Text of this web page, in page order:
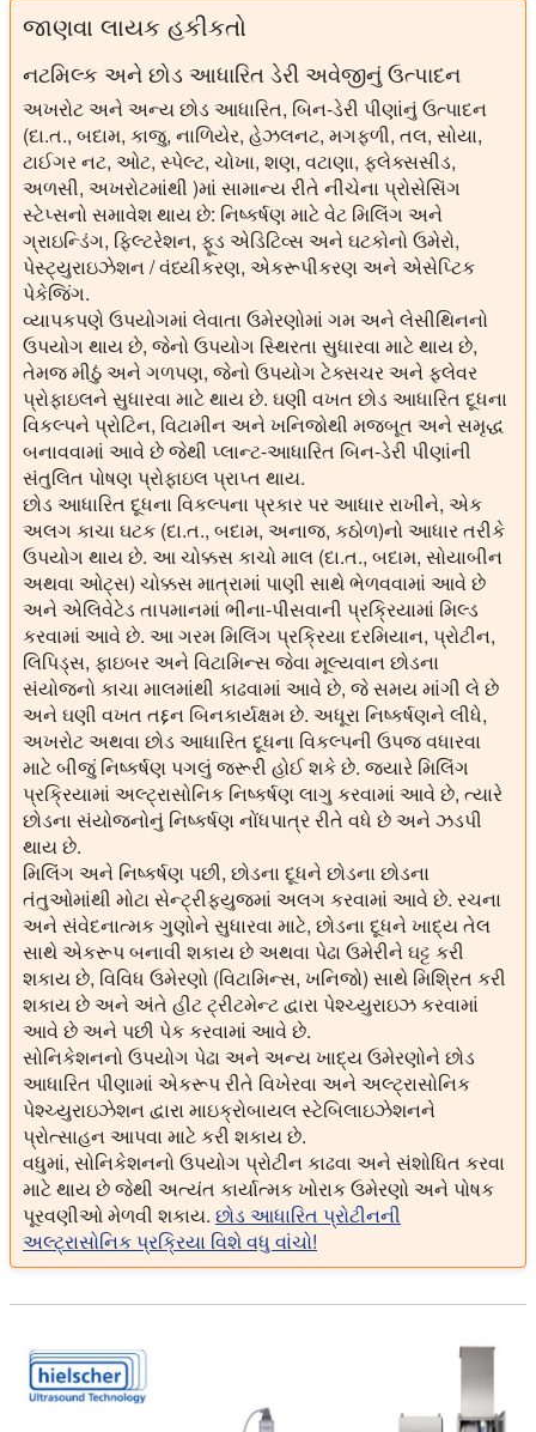
જાણવા લાયક હકીકતો
નટમિલ્ક અને છોડ આધારિત ડેરી અવેજીનું ઉત્પાદન
અખરોટ અને અન્ય છોડ આધારિત, બિન-ડેરી પીણાંનું ઉત્પાદન
(દા.ત., બદામ, કાજુ, નાળિયેર, હેઝલનટ, મગફળી, તલ, સોયા,
ટાઈગર નટ, ઓટ, સ્પેલ્ટ, ચોખા, શણ, વટાણા, ફ્લેક્સસીડ,
અળસી, અખરોટમાંથી )માં સામાન્ય રીતે નીચેના પ્રોસેસિંગ
સ્ટેપ્સનો સમાવેશ થાય છે: નિષ્કર્ષણ માટે વેટ મિલિંગ અને
ગ્રાઇન્ડિંગ, ફિલ્ટરેશન, ફૂડ એડિટિવ્સ અને ઘટકોનો ઉમેરો,
પેસ્ટ્યુરાઇઝેશન / વંધ્યીકરણ, એકરૂપીકરણ અને એસેપ્ટિક
પેકેજિંગ.
વ્યાપકપણે ઉપયોગમાં લેવાતા ઉમેરણોમાં ગમ અને લેસીથિનનો
ઉપયોગ થાય છે, જેનો ઉપયોગ સ્થિરતા સુધારવા માટે થાય છે,
તેમજ મીઠું અને ગળપણ, જેનો ઉપયોગ ટેક્સચર અને ફ્લેવર
પ્રોફાઇલને સુધારવા માટે થાય છે. ઘણી વખત છોડ આધારિત દૂધના
વિકલ્પને પ્રોટિન, વિટામીન અને ખનિજોથી મજબૂત અને સમૃદ્ધ
બનાવવામાં આવે છે જેથી પ્લાન્ટ-આધારિત બિન-ડેરી પીણાંની
સંતુલિત પોષણ પ્રોફાઇલ પ્રાપ્ત થાય.
છોડ આધારિત દૂધના વિકલ્પના પ્રકાર પર આધાર રાખીને, એક
અલગ કાચા ઘટક (દા.ત., બદામ, અનાજ, કઠોળ)નો આધાર તરીકે
ઉપયોગ થાય છે. આ ચોક્કસ કાચો માલ (દા.ત., બદામ, સોયાબીન
અથવા ઓટ્સ) ચોક્કસ માત્રામાં પાણી સાથે ભેળવવામાં આવે છે
અને એલિવેટેડ તાપમાનમાં ભીના-પીસવાની પ્રક્રિયામાં મિલ્ડ
કરવામાં આવે છે. આ ગરમ મિલિંગ પ્રક્રિયા દરમિયાન, પ્રોટીન,
લિપિડ્સ, ફાઇબર અને વિટામિન્સ જેવા મૂલ્યવાન છોડના
સંયોજનો કાચા માલમાંથી કાઢવામાં આવે છે, જે સમય માંગી લે છે
અને ઘણી વખત તદ્દન બિનકાર્યક્ષમ છે. અધૂરા નિષ્કર્ષણને લીધે,
અખરોટ અથવા છોડ આધારિત દૂધના વિકલ્પની ઉપજ વધારવા
માટે બીજું નિષ્કર્ષણ પગલું જરૂરી હોઈ શકે છે. જ્યારે મિલિંગ
પ્રક્રિયામાં અલ્ટ્રાસોનિક નિષ્કર્ષણ લાગુ કરવામાં આવે છે, ત્યારે
છોડના સંયોજનોનું નિષ્કર્ષણ નોંધપાત્ર રીતે વધે છે અને ઝડપી
થાય છે.
મિલિંગ અને નિષ્કર્ષણ પછી, છોડના દૂધને છોડના છોડના
તંતુઓમાંથી મોટા સેન્ટ્રીફ્યુજમાં અલગ કરવામાં આવે છે. રચના
અને સંવેદનાત્મક ગુણોને સુધારવા માટે, છોડના દૂધને ખાદ્ય તેલ
સાથે એકરૂપ બનાવી શકાય છે અથવા પેઢા ઉમેરીને ઘટ્ટ કરી
શકાય છે, વિવિધ ઉમેરણો (વિટામિન્સ, ખનિજો) સાથે મિશ્રિત કરી
શકાય છે અને અંતે હીટ ટ્રીટમેન્ટ દ્વારા પેશ્ચ્યુરાઇઝ કરવામાં
આવે છે અને પછી પેક કરવામાં આવે છે.
સોનિકેશનનો ઉપયોગ પેઢા અને અન્ય ખાદ્ય ઉમેરણોને છોડ
આધારિત પીણામાં એકરૂપ રીતે વિખેરવા અને અલ્ટ્રાસોનિક
પેશ્ચ્યુરાઇઝેશન દ્વારા માઇક્રોબાયલ સ્ટેબિલાઇઝેશનને
પ્રોત્સાહન આપવા માટે કરી શકાય છે.
વધુમાં, સોનિકેશનનો ઉપયોગ પ્રોટીન કાઢવા અને સંશોધિત કરવા
માટે થાય છે જેથી અત્યંત કાર્યાત્મક ખોરાક ઉમેરણો અને પોષક
પૂરવણીઓ મેળવી શકાય. છોડ આધારિત પ્રોટીનની
અલ્ટ્રાસોનિક પ્રક્રિયા વિશે વધુ વાંચો!